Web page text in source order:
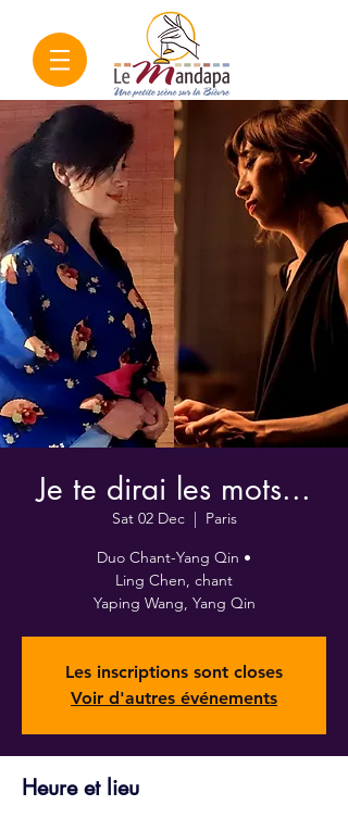
Je te dirai les mots...
Sat 02 Dec
  |
Paris
Duo Chant-Yang Qin •
Ling Chen, chant
Yaping Wang, Yang Qin
Les inscriptions sont closes
Voir d'autres événements
Heure et lieu